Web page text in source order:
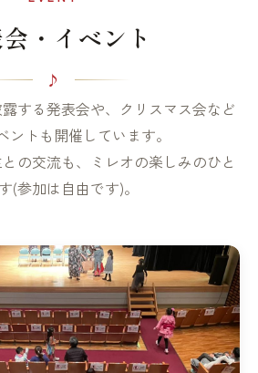
・イベント
する発表会や、クリスマス会など
ントも開催しています。
の交流も、ミレオの楽しみのひと
(参加は自由です)。